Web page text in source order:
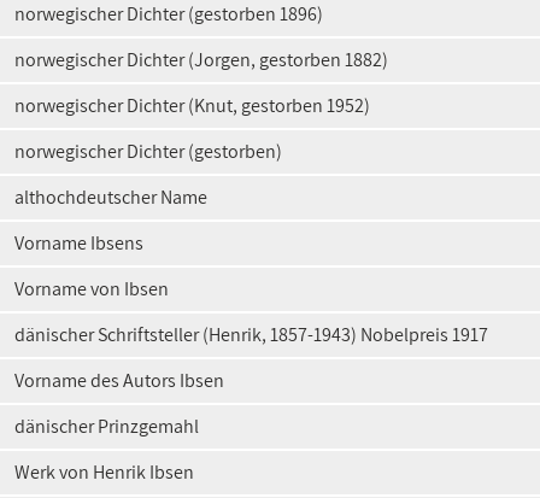
norwegischer Dichter (gestorben 1896)
norwegischer Dichter (Jorgen, gestorben 1882)
norwegischer Dichter (Knut, gestorben 1952)
norwegischer Dichter (gestorben)
althochdeutscher Name
Vorname Ibsens
Vorname von Ibsen
dänischer Schriftsteller (Henrik, 1857-1943) Nobelpreis 1917
Vorname des Autors Ibsen
dänischer Prinzgemahl
Werk von Henrik Ibsen